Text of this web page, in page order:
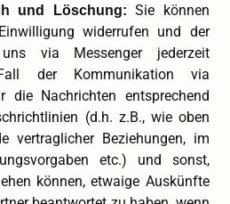
und Löschung: Sie können
widerrufen und der
via Messenger jederzeit
der Kommunikation via
die Nachrichten entsprechend
(d.h. z.B., wie oben
vertraglicher Beziehungen, im
etc.) und sonst,
können, etwaige Auskünfte